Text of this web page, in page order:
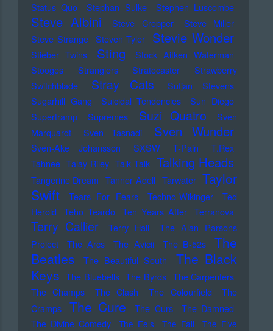
Status Quo
Stephan Sulke Stephen Luscombe
Steve Albini Steve Cropper
Steve Miller
Steve Strange Steven Tyler Stevie Wonder
Stieber Twins Sting
Stock Aitken Waterman
Stooges
Stranglers Stratocaster
Strawberry
Switchblade
Stray Cats
Sufjan Stevens
Sugarhill Gang
Suicidal Tendencies
Sun Diego
Supertramp
Supremes Suzi Quatro
Sven
Marquardt
Sven Tasnadi Sven Wunder
Sven-Ake Johansson SXSW T-Pain
T.Rex
Tahnee Talay Riley Talk Talk Talking Heads
Tangerine Dream Tanner Adell Tarwater Taylor
Swift
Tears For Fears Techno-Wikinger
Ted
Herold
Teho Teardo Ten Years After Terranova
Terry Callier Terry Hall
The Alan Parsons
Project
The Arcs The Avicii The B-52s
The
Beatles
The Beautiful South
The Black
Keys The Bluebells The Byrds The Carpenters
The Champs
The Clash The Colourfield
The
Cramps
The Cure The Curs
The Damned
The Divine Comedy
The Eels The Fall
The Five